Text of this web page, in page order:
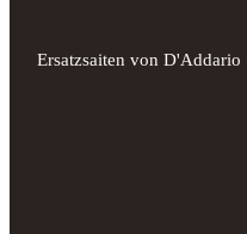
Ersatzsaiten von D'Addario